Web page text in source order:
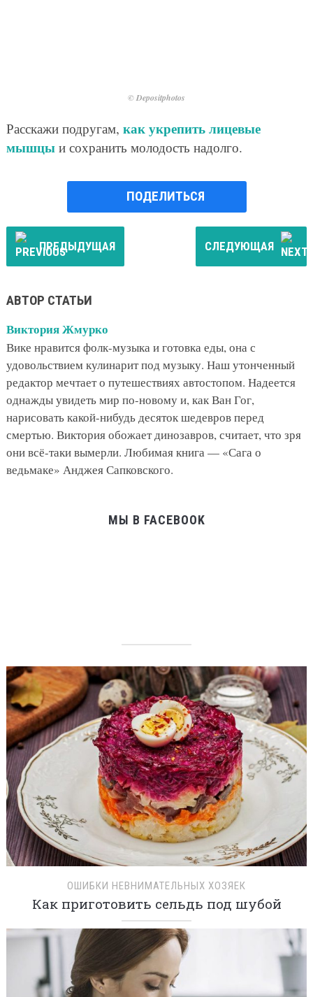
© Depositphotos
Расскажи подругам, как укрепить лицевые
мышцыи сохранить молодость надолго.
ПОДЕЛИТЬСЯ
ПРЕДЫДУЩАЯ СЛЕДУЮЩАЯ
АВТОР СТАТЬИ
Виктория Жмурко
Вике нравится фолк-музыка и готовка еды, она с
удовольствием кулинарит под музыку. Наш утонченный
редактор мечтает о путешествиях автостопом. Надеется
однажды увидеть мир по-новому и, как Ван Гог,
нарисовать какой-нибудь десяток шедевров перед
смертью. Виктория обожает динозавров, считает, что зря
они всё-таки вымерли. Любимая книга — «Сага о
ведьмаке» Анджея Сапковского.
МЫ В FACEBOOK
ОШИБКИ НЕВНИМАТЕЛЬНЫХ ХОЗЯЕК
Как приготовить сельдь под шубой